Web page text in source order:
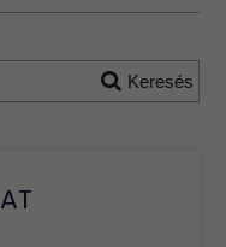
Keresés